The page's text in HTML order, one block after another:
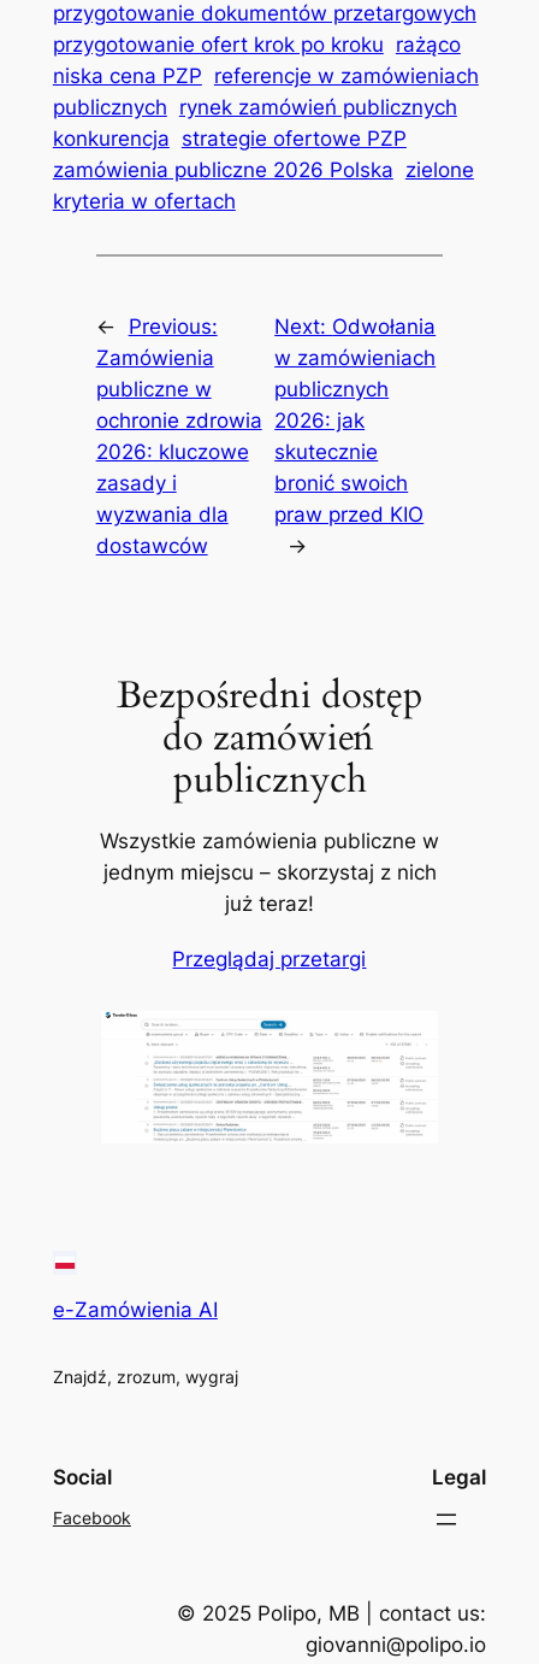
przygotowanie dokumentów przetargowych
przygotowanie ofert krok po kroku rażąco
niska cena PZP referencje w zamówieniach
publicznych rynek zamówień publicznych
konkurencja strategie ofertowe PZP
zamówienia publiczne 2026 Polska zielone
kryteria w ofertach
←
Previous:
Zamówienia
publiczne w
ochronie zdrowia
2026: kluczowe
zasady i
wyzwania dla
dostawców
Next: Odwołania
w zamówieniach
publicznych
2026: jak
skutecznie
bronić swoich
praw przed KIO
→
Bezpośredni dostęp
do zamówień
publicznych
Wszystkie zamówienia publiczne w
jednym miejscu – skorzystaj z nich
już teraz!
Przeglądaj przetargi
e-Zamówienia AI
Znajdź, zrozum, wygraj
Social
Facebook
Legal
© 2025 Polipo, MB | contact us:
giovanni@polipo.io